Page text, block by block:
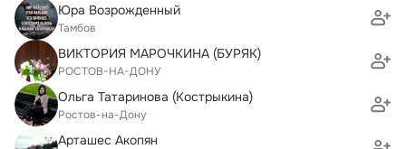
Юра Возрожденный
Тамбов
ВИКТОРИЯ МАРОЧКИНА (БУРЯК)
РОСТОВ-НА-ДОНУ
Ольга Татаринова (Кострыкина)
Ростов-на-Дону
Арташес Акопян